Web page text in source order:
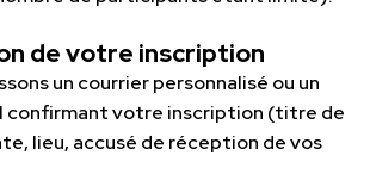
de votre inscription
un courrier personnalisé ou un
confirmant votre inscription (titre de
lieu, accusé de réception de vos